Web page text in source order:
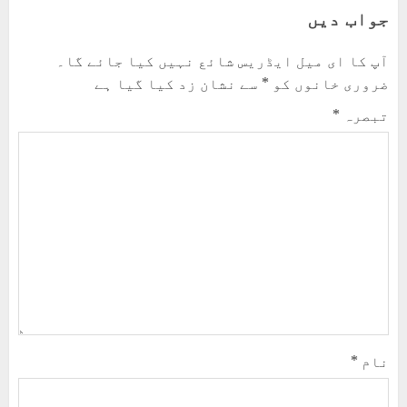
جواب دیں
آپ کا ای میل ایڈریس شائع نہیں کیا جائے گا۔
ضروری خانوں کو * سے نشان زد کیا گیا ہے
تبصرہ *
نام *